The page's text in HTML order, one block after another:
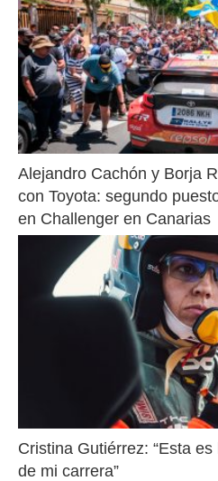
Alejandro Cachón y Borja
con Toyota: segundo
en Challenger en Canarias
Cristina Gutiérrez: “Esta
de mi carrera”